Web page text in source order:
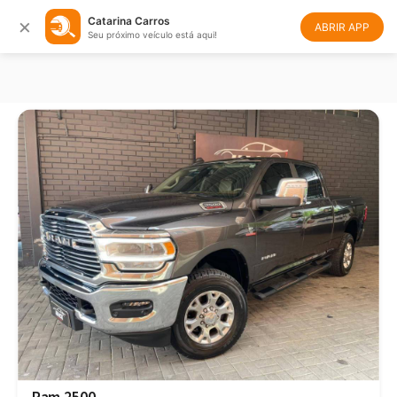
× Catarina Carros
Seu próximo veículo está aqui!
ABRIR APP
Ordenar